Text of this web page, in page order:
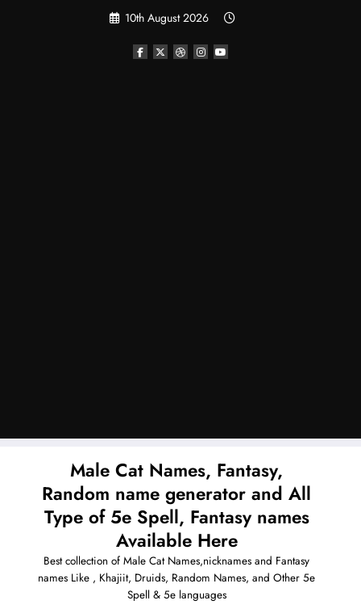
10th August 2026
Male Cat Names, Fantasy,
Random name generator and All
Type of 5e Spell, Fantasy names
Available Here
Best collection of Male Cat Names,nicknames and Fantasy
names Like , Khajiit, Druids, Random Names, and Other 5e
Spell & 5e languages